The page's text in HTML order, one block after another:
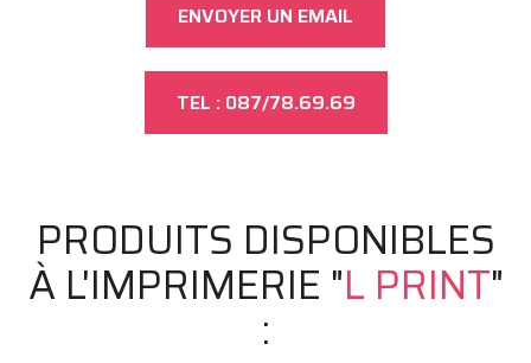
ENVOYER UN EMAIL
TEL : 087/78.69.69
PRODUITS DISPONIBLES
À L'IMPRIMERIE "L PRINT"
: